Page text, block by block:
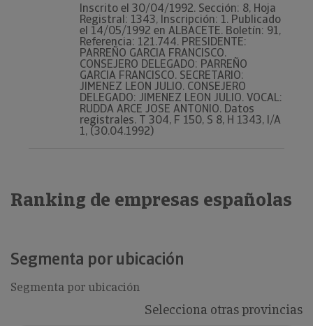
Inscrito el 30/04/1992. Sección: 8, Hoja
Registral: 1343, Inscripción: 1. Publicado
el 14/05/1992 en ALBACETE. Boletín: 91,
Referencia: 121.744. PRESIDENTE:
PARREÑO GARCIA FRANCISCO.
CONSEJERO DELEGADO: PARREÑO
GARCIA FRANCISCO. SECRETARIO:
JIMENEZ LEON JULIO. CONSEJERO
DELEGADO: JIMENEZ LEON JULIO. VOCAL:
RUDDA ARCE JOSE ANTONIO. Datos
registrales. T 304, F 150, S 8, H 1343, I/A
1, (30.04.1992)
Ranking de empresas españolas
Segmenta por ubicación
Segmenta por ubicación
Selecciona otras provincias